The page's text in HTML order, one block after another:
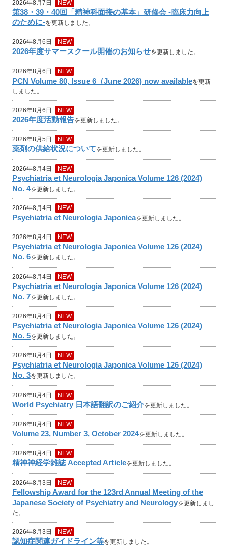
2026年8月7日 NEW
第38・39・40回「精神科面接の基本」研修会 -臨床力向上
のために-を更新しました。
2026年8月6日 NEW
2026年度サマースクール開催のお知らせを更新しました。
2026年8月6日 NEW
PCN Volume 80, Issue 6（June 2026) now availableを更新
しました。
2026年8月6日 NEW
2026年度活動報告を更新しました。
2026年8月5日 NEW
薬剤の供給状況についてを更新しました。
2026年8月4日 NEW
Psychiatria et Neurologia Japonica Volume 126 (2024)
No. 4を更新しました。
2026年8月4日 NEW
Psychiatria et Neurologia Japonicaを更新しました。
2026年8月4日 NEW
Psychiatria et Neurologia Japonica Volume 126 (2024)
No. 6を更新しました。
2026年8月4日 NEW
Psychiatria et Neurologia Japonica Volume 126 (2024)
No. 7を更新しました。
2026年8月4日 NEW
Psychiatria et Neurologia Japonica Volume 126 (2024)
No. 5を更新しました。
2026年8月4日 NEW
Psychiatria et Neurologia Japonica Volume 126 (2024)
No. 3を更新しました。
2026年8月4日 NEW
World Psychiatry 日本語翻訳のご紹介を更新しました。
2026年8月4日 NEW
Volume 23, Number 3, October 2024を更新しました。
2026年8月4日 NEW
精神神経学雑誌 Accepted Articleを更新しました。
2026年8月3日 NEW
Fellowship Award for the 123rd Annual Meeting of the
Japanese Society of Psychiatry and Neurologyを更新しまし
た。
2026年8月3日 NEW
認知症関連ガイドライン等を更新しました。